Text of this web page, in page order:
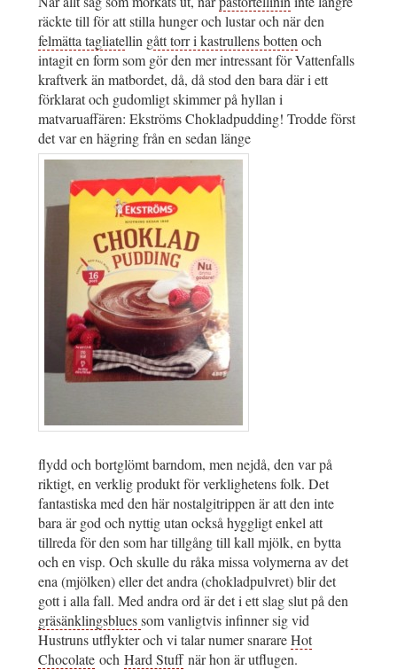
räckte till för att stilla hunger och lustar och när den
felmätta tagliatellin gått torr i kastrullens botten och
intagit en form som gör den mer intressant för Vattenfalls
kraftverk än matbordet, då, då stod den bara där i ett
förklarat och gudomligt skimmer på hyllan i
matvaruaffären: Ekströms Chokladpudding! Trodde först
det var en hägring från en sedan länge
flydd och bortglömt barndom, men nejdå, den var på
riktigt, en verklig produkt för verklighetens folk. Det
fantastiska med den här nostalgitrippen är att den inte
bara är god och nyttig utan också hyggligt enkel att
tillreda för den som har tillgång till kall mjölk, en bytta
och en visp. Och skulle du råka missa volymerna av det
ena (mjölken) eller det andra (chokladpulvret) blir det
gott i alla fall. Med andra ord är det i ett slag slut på den
gräsänklingsbluessom vanligtvis infinner sig vid
Hustruns utflykter och vi talar numer snarareHot
Chocolate och Hard Stuffnär hon är utflugen.